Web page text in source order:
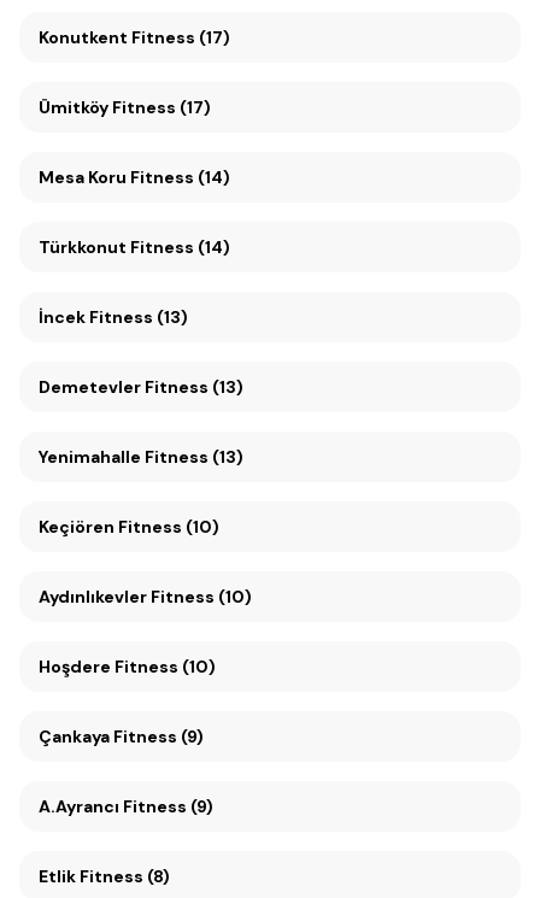
Konutkent Fitness (17)
Ümitköy Fitness (17)
Mesa Koru Fitness (14)
Türkkonut Fitness (14)
İncek Fitness (13)
Demetevler Fitness (13)
Yenimahalle Fitness (13)
Keçiören Fitness (10)
Aydınlıkevler Fitness (10)
Hoşdere Fitness (10)
Çankaya Fitness (9)
A.Ayrancı Fitness (9)
Etlik Fitness (8)